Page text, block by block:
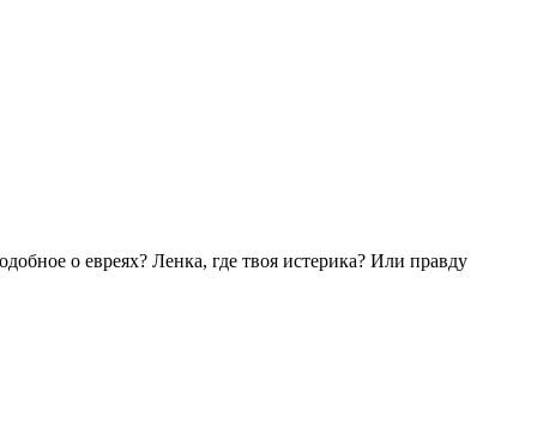
о евреях? Ленка, где твоя истерика? Или правду